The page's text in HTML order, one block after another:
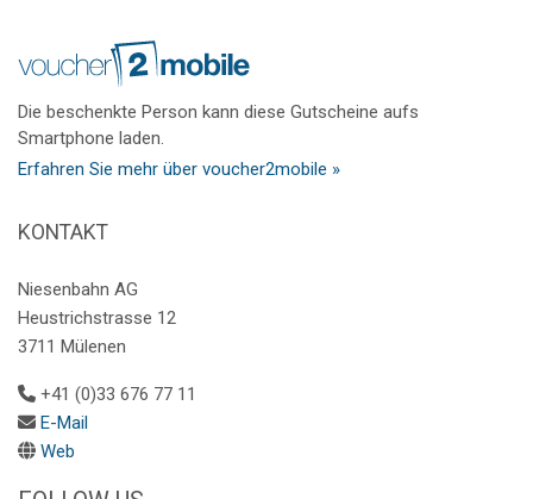
Die beschenkte Person kann diese Gutscheine aufs
Smartphone laden.
Erfahren Sie mehr über voucher2mobile »
KONTAKT
Niesenbahn AG
Heustrichstrasse 12
3711 Mülenen
+41 (0)33 676 77 11
E-Mail
Web